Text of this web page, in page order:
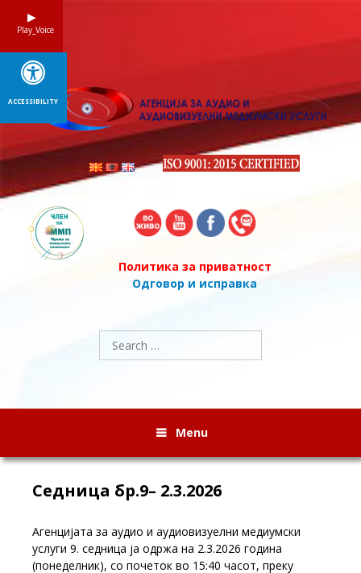
Политика за приватност
Одговор и исправка
Search
for:
Menu
Седница бр.9– 2.3.2026
Агенцијата за аудио и аудиовизуелни медиумски
услуги 9. седница ја одржа на 2.3.2026 година
(понеделник), со почеток во 15:40 часот, преку
Play_Voice
ACCESSIBILITY